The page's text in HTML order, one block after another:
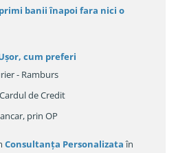
banii înapoi fara nici o
, cum preferi
- Ramburs
de Credit
prin OP
Consultanța Personalizataîn